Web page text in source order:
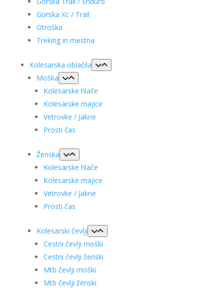
Gorska Xc / Trail
Otroška
Treking in mestna
Kolesarska oblačila
Moška
Kolesarske hlače
Kolesarske majice
Vetrovke / Jakne
Prosti čas
Ženska
Kolesarske hlače
Kolesarske majice
Vetrovke / Jakne
Prosti čas
Kolesarski čevlji
Cestni čevlji moški
Cestni čevlji ženski
Mtb čevlji moški
Mtb čevlji ženski